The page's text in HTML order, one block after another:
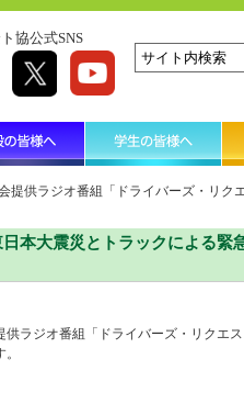
協公式SNS
提供ラジオ番組「ドライバーズ・リク
本大震災とトラックによる緊
ラジオ番組「ドライバーズ・リクエ